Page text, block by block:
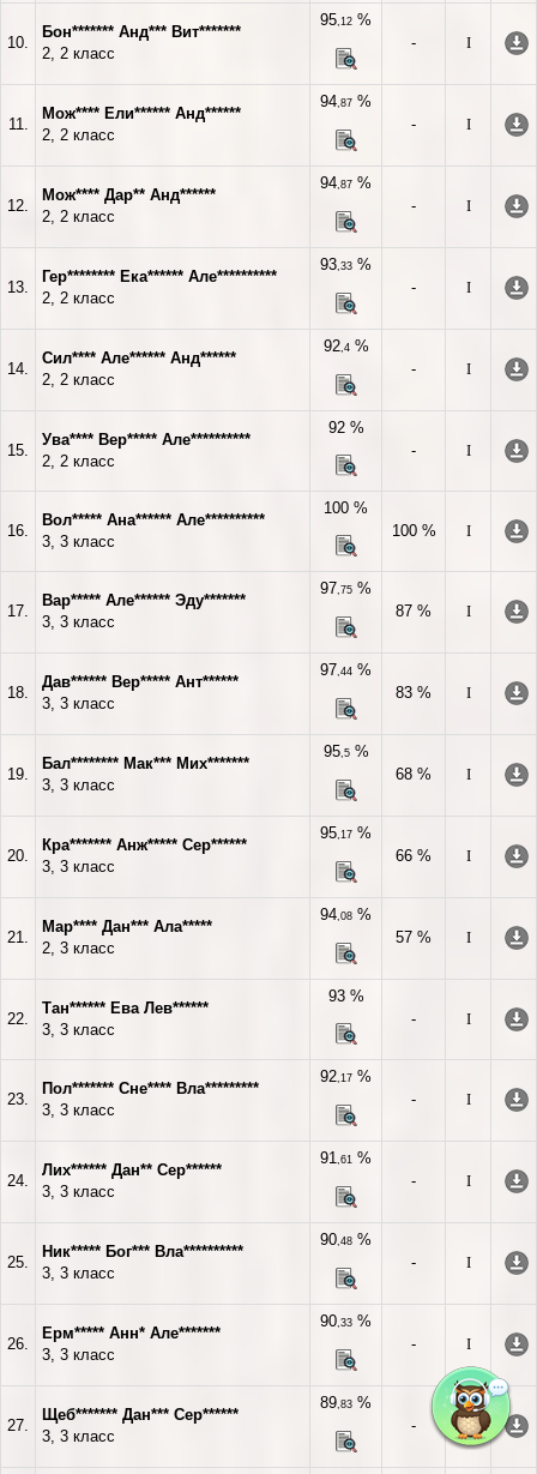
10.
Бон******* Анд*** Вит*******
2, 2 класс
95,12 %
-
I
11.
Мож**** Ели****** Анд******
2, 2 класс
94,87 %
-
I
12.
Мож**** Дар** Анд******
2, 2 класс
94,87 %
-
I
13.
Гер******** Ека****** Але**********
2, 2 класс
93,33 %
-
I
14.
Сил**** Але****** Анд******
2, 2 класс
92,4%
-
I
15.
Ува**** Вер***** Але**********
2, 2 класс
92 %
-
I
16.
Вол***** Ана****** Але**********
3, 3 класс
100 %
100 %
I
17.
Вар***** Але****** Эду*******
3, 3 класс
97,75 %
87 %
I
18.
Дав****** Вер***** Ант******
3, 3 класс
97,44 %
83 %
I
19.
Бал******** Мак*** Мих*******
3, 3 класс
95,5%
68 %
I
20.
Кра******* Анж***** Сер******
3, 3 класс
95,17 %
66 %
I
21.
Мар**** Дан*** Ала*****
2, 3 класс
94,08 %
57 %
I
22.
Тан****** Ева Лев******
3, 3 класс
93 %
-
I
23.
Пол******* Сне**** Вла*********
3, 3 класс
92,17 %
-
I
24.
Лих****** Дан** Сер******
3, 3 класс
91,61 %
-
I
25.
Ник***** Бог*** Вла**********
3, 3 класс
90,48 %
-
I
26.
Ерм***** Анн* Але*******
3, 3 класс
90,33 %
-
I
27.
Щеб******* Дан*** Сер******
3, 3 класс
89,83 %
-
I